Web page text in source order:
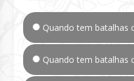
Quando tem batalhas
Quando tem batalhas